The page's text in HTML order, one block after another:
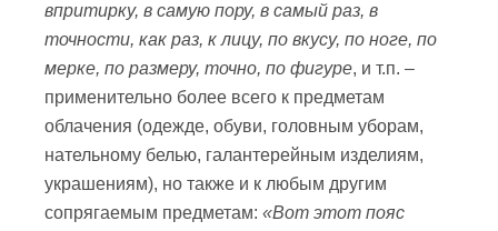
впритирку, в самую пору, в самый раз, в
точности, как раз, к лицу, по вкусу, по ноге, по
мерке, по размеру, точно, по фигуре, и т.п. –
применительно более всего к предметам
облачения (одежде, обуви, головным уборам,
нательному белью, галантерейным изделиям,
украшениям), но также и к любым другим
сопрягаемым предметам:«Вот этот пояс